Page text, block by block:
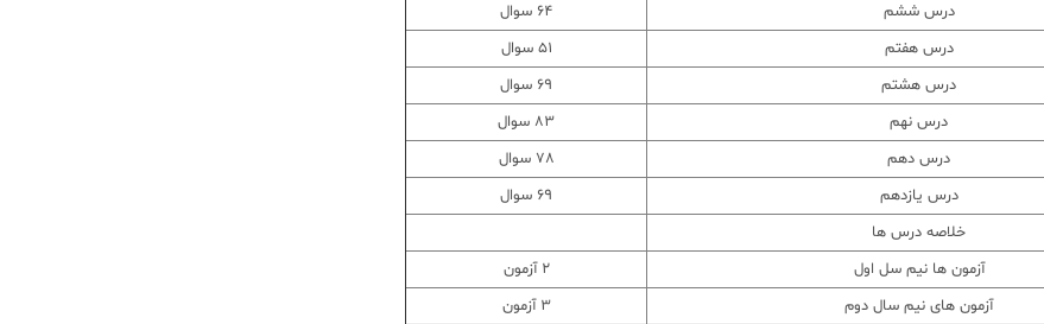
درس ششم
64 سوال
درس هفتم
51 سوال
درس هشتم
69 سوال
درس نهم
83 سوال
درس دهم
78 سوال
درس یازدهم
69 سوال
خلاصه درس ها
آزمون ها نیم سل اول
2 آزمون
آزمون های نیم سال دوم
3 آزمون